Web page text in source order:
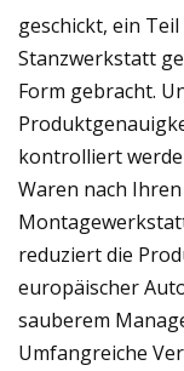
geschickt, ein
Stanzwerkstatt
Form gebracht.
kontrolliert
Waren nach
reduziert die
europäischer
sauberem
Umfangreiche